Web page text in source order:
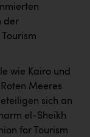
der
wie Kairo und
Meeres
sich an
el-Sheikh
for Tourism